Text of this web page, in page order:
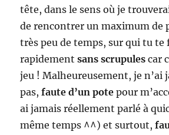
tête, dans le sens où je
de rencontrer un maximum de
très peu de temps, sur qui tu te
rapidementsans scrupules car
jeu ! Malheureusement, je n’ai
pas,faute d’un pote pour
ai jamais réellement parlé à
même temps ^^) et surtout,